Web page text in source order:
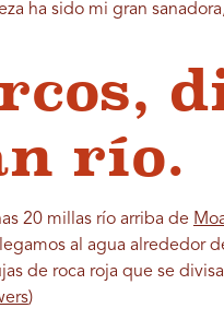
ha sido mi gran
río.
20 millas río arriba de
al agua alrededor
de roca roja que se
)